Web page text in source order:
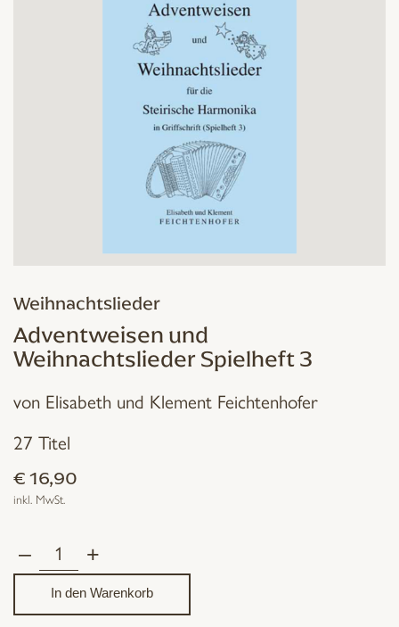
Weihnachtslieder
Adventweisen und
Weihnachtslieder Spielheft 3
von Elisabeth und Klement Feichtenhofer
27 Titel
€ 16,90
inkl. MwSt.
–
Adventweisen
Weihnachtslieder
+
In den Warenkorb